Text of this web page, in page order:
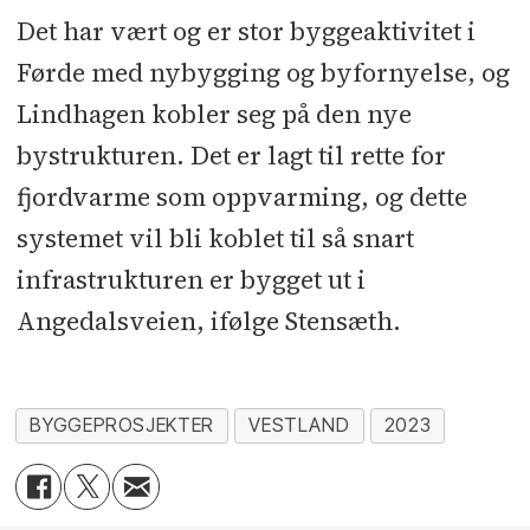
Det har vært og er stor byggeaktivitet i
Førde med nybygging og byfornyelse, og
Lindhagen kobler seg på den nye
bystrukturen. Det er lagt til rette for
fjordvarme som oppvarming, og dette
systemet vil bli koblet til så snart
infrastrukturen er bygget ut i
Angedalsveien, ifølge Stensæth.
BYGGEPROSJEKTER VESTLAND 2023